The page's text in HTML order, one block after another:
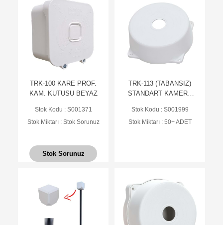
TRK-100 KARE PROF.
KAM. KUTUSU BEYAZ
Stok Kodu : S001371
Stok Miktarı : Stok Sorunuz
Stok Sorunuz
TRK-113 (TABANSIZ)
STANDART KAMERA
Stok Kodu : S001999
Stok Miktarı : 50+ ADET